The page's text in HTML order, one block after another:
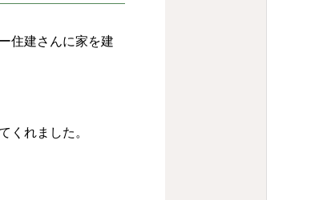
住建さんに家を建
くれました。